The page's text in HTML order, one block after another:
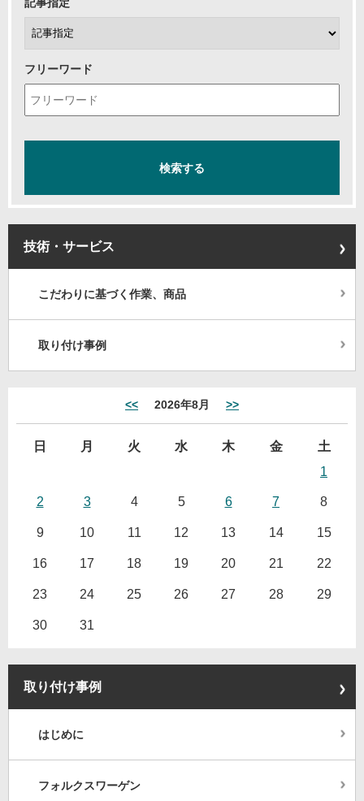
フリーワード
技術・サービス
こだわりに基づく作業、商品
取り付け事例
<< 2026年8月 >>
日 月 火 水 木 金
土
1
2 3 4 5 6 7 8
9 10 11 12 13 14 15
16 17 18 19 20 21 22
23 24 25 26 27 28 29
30 31
取り付け事例
はじめに
フォルクスワーゲン